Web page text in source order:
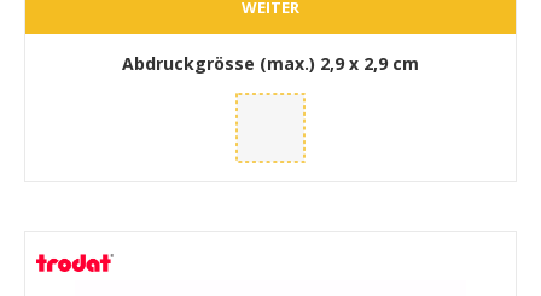
WEITER
Abdruckgrösse (max.) 2,9 x 2,9 cm